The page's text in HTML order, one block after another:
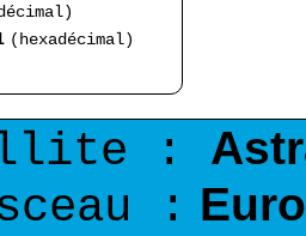
(hexadécimal)
:
: